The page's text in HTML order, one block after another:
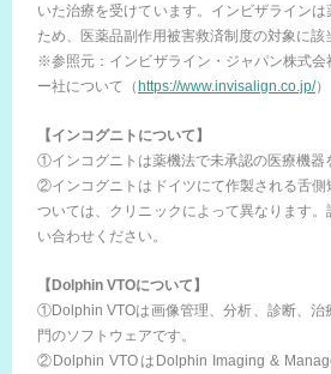
いた治療を受けています。インビザライン
ため、医薬品副作用被害救済制度の対象に該
※参照元：インビザライン・ジャパン株式会
ー社について（https://www.invisalign.co.jp/）
【インコグニトについて】
①インコグニトは薬機法で未承認の医療機器
②インコグニトはドイツにて作製される舌側
ついては、クリニックによって異なります
い合わせください。
【Dolphin VTOについて】
①Dolphin VTOは画像管理、分析、診断、治
門のソフトウェアです。
②Dolphin VTOはDolphin Imaging &